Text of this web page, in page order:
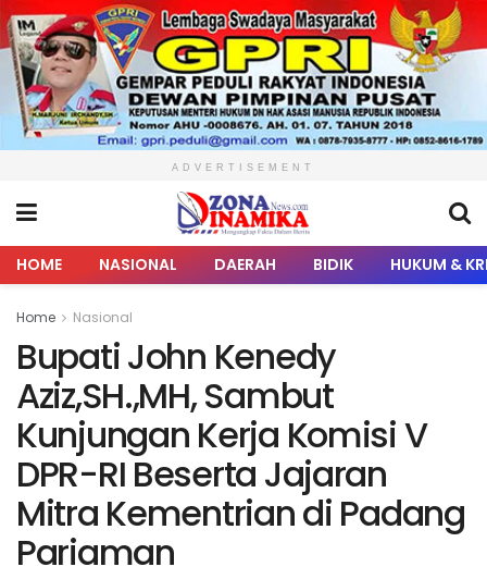
ADVERTISEMENT
HOME NASIONAL DAERAH BIDIK HUKUM &
Home Nasional
Bupati John Kenedy
Aziz,SH.,MH, Sambut
Kunjungan Kerja Komisi V
DPR-RI Beserta Jajaran
Mitra Kementrian di Padang
Pariaman